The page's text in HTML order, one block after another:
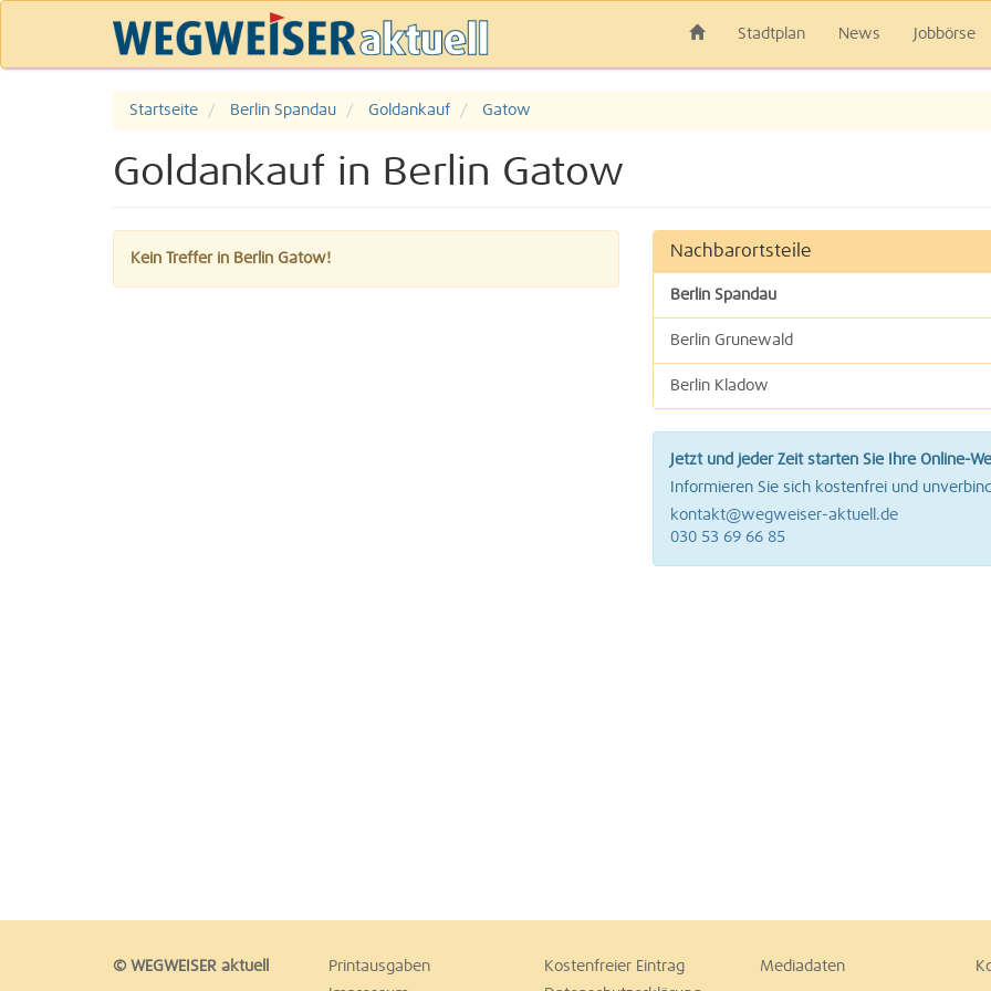
Stadtplan News Jobbörse
Startseite Berlin Spandau Goldankauf Gatow
Goldankauf in Berlin Gatow
Kein Treffer in Berlin Gatow! Nachbarortsteile
Berlin Spandau
Berlin Grunewald
Berlin Kladow
Berlin Nikolassee
Berlin Wilhelmstadt
Jetzt und jeder Zeit starten Sie Ihre Online-
Informieren Sie sich kostenfrei und
kontakt@wegweiser-aktuell.de
030 53 69 66 85
© WEGWEISER aktuell Printausgaben Kostenfreier Eintrag Mediadaten